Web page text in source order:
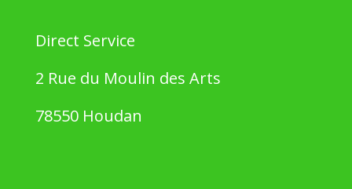
Direct Service
2 Rue du Moulin des Arts
78550 Houdan